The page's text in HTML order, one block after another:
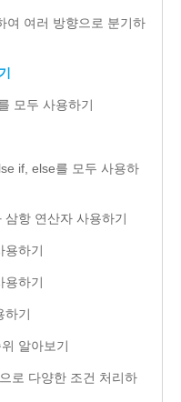
여 여러 방향으로 분기하
모두 사용하기
if, else를 모두 사용하
항 연산자 사용하기
용하기
용하기
하기
알아보기
로 다양한 조건 처리하